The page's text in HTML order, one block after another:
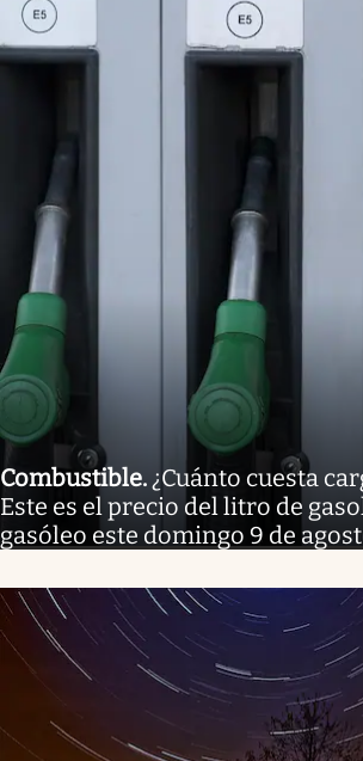
Combustible. ¿Cuánto cuesta
Este es el precio del litro de
gasóleo este domingo 9 de